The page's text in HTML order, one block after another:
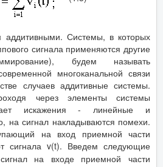
аддитивными. Системы, в которых
сигнала применяются другие
будем называть
многоканальной связи
случаев аддитивные системы.
через элементы системы
искажения - линейные и
на сигнал накладываются помехи.
на вход приемной части
сигнала v(t). Введем следующие
на входе приемной части